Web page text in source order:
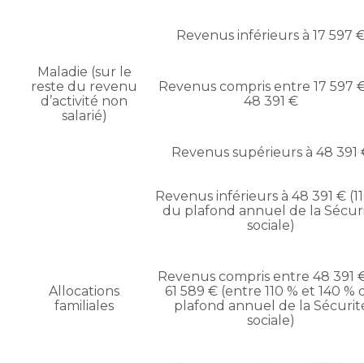
Maladie (sur le
reste du revenu
d’activité non
salarié)
Revenus inférieurs à 17 597
Revenus compris entre 17 597
48 391 €
Revenus supérieurs à 48 391
Allocations
familiales
Revenus inférieurs à 48 391 €
du plafond annuel de la
sociale)
Revenus compris entre 48 391
61 589 € (entre 110 % et 140 %
plafond annuel de la
sociale)